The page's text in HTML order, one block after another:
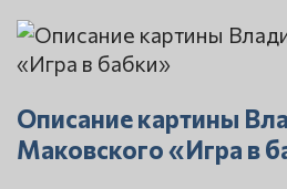
Описание картины
Маковского «Игра в